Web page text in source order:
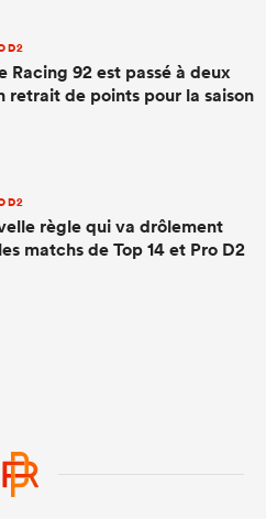
D2
Racing 92 est passé à deux
retrait de points pour la saison
D2
règle qui va drôlement
matchs de Top 14 et Pro D2